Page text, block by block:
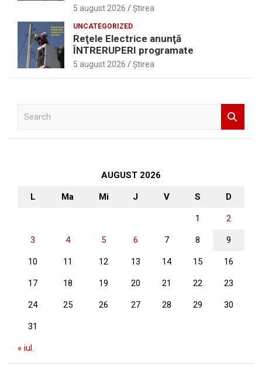
5 august 2026 Ştirea
UNCATEGORIZED
Reţele Electrice anunţă
ÎNTRERUPERI programate
5 august 2026 Ştirea
AUGUST 2026
L Ma Mi J V S D
1 2
3 4 5 6 7 8 9
10 11 12 13 14 15 16
17 18 19 20 21 22 23
24 25 26 27 28 29 30
31
« iul.